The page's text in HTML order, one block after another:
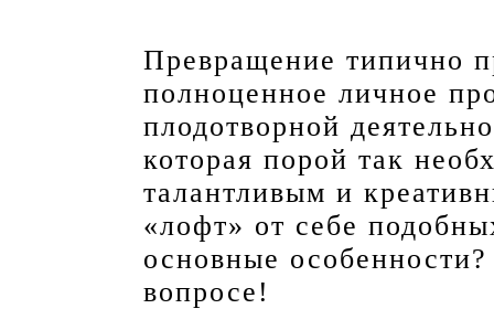
Превращение типично
полноценное личное
плодотворной
которая порой так
талантливым и
«лофт» от себе
основные
вопросе!